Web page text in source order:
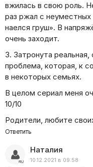
вжилась в свою роль.
раз ржал с
наелся груш». В
очень заходит.
3. Затронута
проблема, которая, к
в некоторых семьях.
В целом сериал меня
10/10
Родители, любите
Ответить
Наталия
10.12.2021 в 09:58